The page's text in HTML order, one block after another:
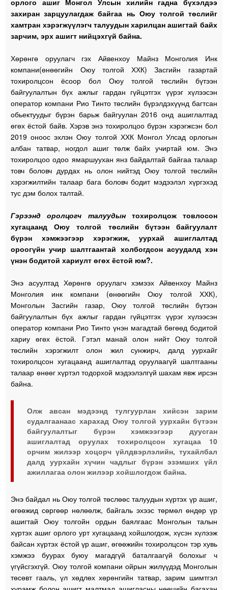
захиран зарцуулагдаж байгаа нь Оюу толгой төслийг
хамтран хэрэгжүүлэгч талуудын харилцан ашигтай байх
зарчим, эрх ашигт нийцэхгүй байна.
Хөрөнгө оруулагч гэх Айвенхоу Майнз Монголия Инк
компани(өнөөгийн Оюу толгой ХХК) Засгийн газартай
тохиролцсон ёсоор бол Оюу толгой төслийн бүтээн
байгуулалтын бүх ажлыг гардан гүйцэтгэх үүрэг хүлээсэн
оператор компани Рио Тинто төслийн бүрэлдэхүүнд багтсан
обьектуудыг бүрэн барьж байгуулан 2016 онд ашиглалтад
өгөх ёстой байв. Хэрэв энэ тохиролцоо бүрэн хэрэгжсэн бол
2019 оноос эхлэн Оюу толгой ХХК Монгол Улсад орлогын
албан татвар, ногдол ашиг төлж байх учиртай юм. Энэ
тохиролцоо одоо ямаршуухан янз байдалтай байгаа талаар
товч боловч дурдах нь олон нийтэд Оюу толгой төслийн
хэрэгжилтийн талаар бага боловч бодит мэдээлэл хүргэхэд
тус дэм болох талтай.
Гэрээнд оролцогч талуудын тохиролцож товлосон
хугацаанд Оюу толгой төслийн бүтээн байгуулалт
бүрэн хэмжээгээр хэрэгжиж, уурхай ашиглалтад
ороогүйн учир шалтгаантай холбогдсон асуудалд хэн
үнэн бодитой хариулт өгөх ёстой юм?.
Энэ асуултад Хөрөнгө оруулагч хэмээх Айвенхоу Майнз
Монголия инк компани (өнөөгийн Оюу толгой ХХК),
Монголын Засгийн газар, Оюу толгой төслийн бүтээн
байгуулалтын бүх ажлыг гардан гүйцэтгэх үүрэг хүлээсэн
оператор компани Рио Тинто үнэн магадтай бөгөөд бодитой
хариу өгөх ёстой. Гэтэл манай олон нийт Оюу толгой
төслийн хэрэгжилт олон жил сунжирч, далд уурхайг
тохиролцсон хугацаанд ашиглалтад оруулаагүй шалтгааны
талаар өнөөг хүртэл тодорхой мэдээлэлгүй шахам явж ирсэн
байна.
Олж авсан мэдээнд тулгуурлан хийсэн зарим
судалгаанаас харахад Оюу толгой уурхайн бүтээн
байгуулалтыг бүрэн хэмжээгээр дуусган
ашиглалтад оруулах тохиролцсон хугацаа 10
орчим жилээр хоцорч үйлдвэрлэлийн, тухайлбал
далд уурхайн хүчин чадлыг бүрэн эзэмших үйл
ажиллагаа олон жилээр хойшлогдож байна.
Энэ байдал нь Оюу толгой төслөөс талуудын хүртэх үр ашиг,
өгөөжид сөргөөр нөлөөлж, байгаль эхээс төрмөл өндөр үр
ашигтай Оюу толгойн ордын баялгаас Монголын талын
хүртэх ашиг орлого урт хугацаанд хойшлогдож, хүсэн хүлээж
байсан хүртэх ёстой үр ашиг, өгөөжийн тохиролцсон тэр хувь
хэмжээ буурах буюу магадгүй баталгаагүй болохыг ч
үгүйсгэхгүй. Оюу толгой компани ойрын жилүүдэд Монголын
төсөвт гааль, үл хөдлөх хөрөнгийн татвар, зарим шимтгэл